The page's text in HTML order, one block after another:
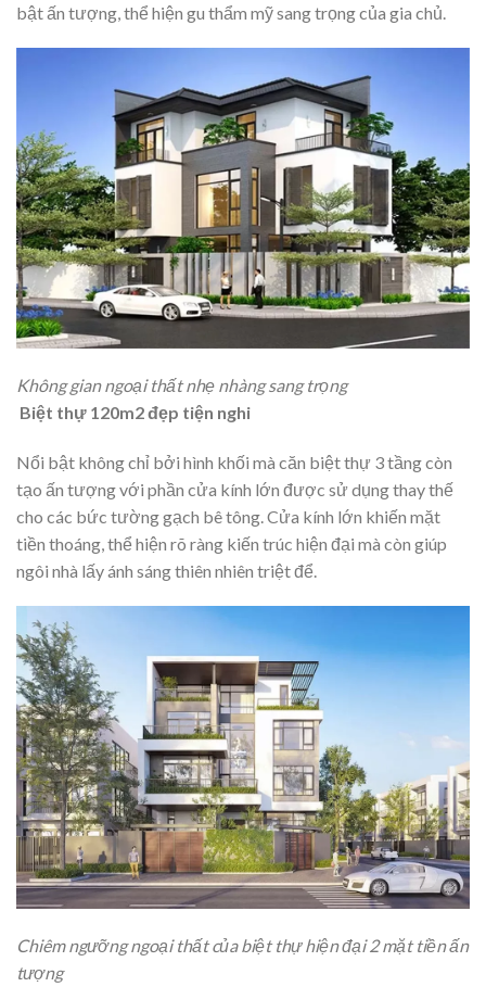
bật ấn tượng, thể hiện gu thẩm mỹ sang trọng của gia chủ.
Không gian ngoại thất nhẹ nhàng sang trọng
Biệt thự 120m2 đẹp tiện nghi
Nổi bật không chỉ bởi hình khối mà căn biệt thự 3 tầng còn
tạo ấn tượng với phần cửa kính lớn được sử dụng thay thế
cho các bức tường gạch bê tông. Cửa kính lớn khiến mặt
tiền thoáng, thể hiện rõ ràng kiến trúc hiện đại mà còn giúp
ngôi nhà lấy ánh sáng thiên nhiên triệt để.
Chiêm ngưỡng ngoại thất của biệt thự hiện đại 2 mặt tiền ấn
tượng